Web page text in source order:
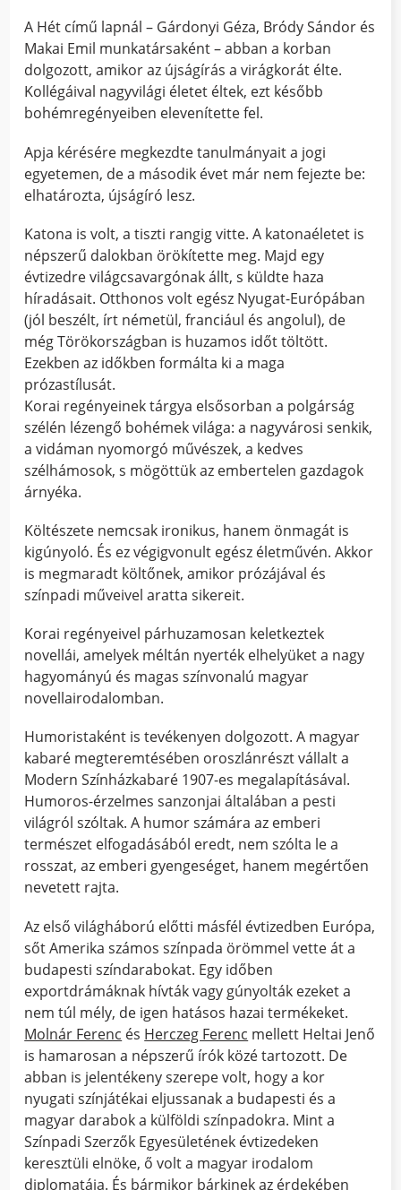
A Hét című lapnál – Gárdonyi Géza, Bródy Sándor és
Makai Emil munkatársaként – abban a korban
dolgozott, amikor az újságírás a virágkorát élte.
Kollégáival nagyvilági életet éltek, ezt később
bohémregényeiben elevenítette fel.
Apja kérésére megkezdte tanulmányait a jogi
egyetemen, de a második évet már nem fejezte be:
elhatározta, újságíró lesz.
Katona is volt, a tiszti rangig vitte. A katonaéletet is
népszerű dalokban örökítette meg. Majd egy
évtizedre világcsavargónak állt, s küldte haza
híradásait. Otthonos volt egész Nyugat-Európában
(jól beszélt, írt németül, franciául és angolul), de
még Törökországban is huzamos időt töltött.
Ezekben az időkben formálta ki a maga
prózastílusát.
Korai regényeinek tárgya elsősorban a polgárság
szélén lézengő bohémek világa: a nagyvárosi senkik,
a vidáman nyomorgó művészek, a kedves
szélhámosok, s mögöttük az embertelen gazdagok
árnyéka.
Költészete nemcsak ironikus, hanem önmagát is
kigúnyoló. És ez végigvonult egész életművén. Akkor
is megmaradt költőnek, amikor prózájával és
színpadi műveivel aratta sikereit.
Korai regényeivel párhuzamosan keletkeztek
novellái, amelyek méltán nyerték elhelyüket a nagy
hagyományú és magas színvonalú magyar
novellairodalomban.
Humoristaként is tevékenyen dolgozott. A magyar
kabaré megteremtésében oroszlánrészt vállalt a
Modern Színházkabaré 1907-es megalapításával.
Humoros-érzelmes sanzonjai általában a pesti
világról szóltak. A humor számára az emberi
természet elfogadásából eredt, nem szólta le a
rosszat, az emberi gyengeséget, hanem megértően
nevetett rajta.
Az első világháború előtti másfél évtizedben Európa,
sőt Amerika számos színpada örömmel vette át a
budapesti színdarabokat. Egy időben
exportdrámáknak hívták vagy gúnyolták ezeket a
nem túl mély, de igen hatásos hazai termékeket.
Molnár Ferenc és Herczeg Ferenc mellett Heltai Jenő
is hamarosan a népszerű írók közé tartozott. De
abban is jelentékeny szerepe volt, hogy a kor
nyugati színjátékai eljussanak a budapesti és a
magyar darabok a külföldi színpadokra. Mint a
Színpadi Szerzők Egyesületének évtizedeken
keresztüli elnöke, ő volt a magyar irodalom
diplomatája. És bármikor bárkinek az érdekében